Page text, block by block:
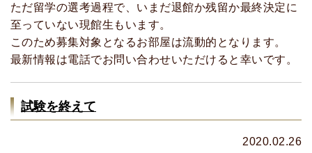
ただ留学の選考過程で、いまだ退館か残留か最終決定に
至っていない現館生もいます。
このため募集対象となるお部屋は流動的となります。
最新情報は電話でお問い合わせいただけると幸いです。
試験を終えて
2020.02.26